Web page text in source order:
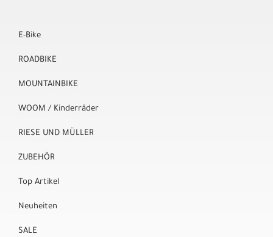
E-Bike
ROADBIKE
MOUNTAINBIKE
WOOM / Kinderräder
RIESE UND MÜLLER
ZUBEHÖR
Top Artikel
Neuheiten
SALE